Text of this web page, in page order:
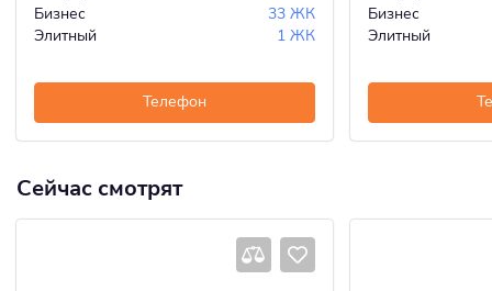
Бизнес
33 ЖК
Элитный
1 ЖК
Телефон
Бизнес
Элитный
Сейчас смотрят